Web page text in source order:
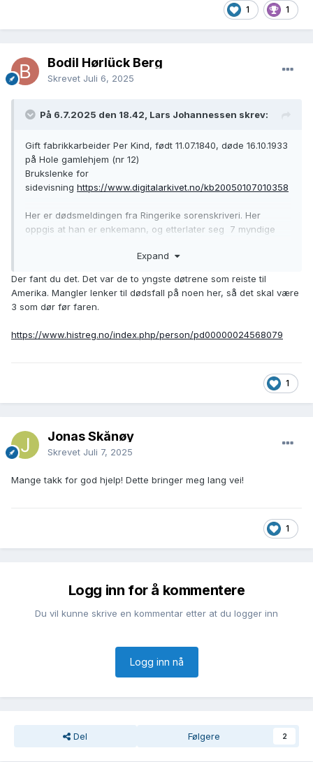
1 1
Bodil Hørlück Berg
Skrevet Juli 6, 2025
På 6.7.2025 den 18.42, Lars Johannessen skrev:
Gift fabrikkarbeider Per Kind, født 11.07.1840, døde 16.10.1933
på Hole gamlehjem (nr 12)
Brukslenke for
sidevisning https://www.digitalarkivet.no/kb20050107010358
Her er dødsmeldingen fra Ringerike sorenskriveri. Her
oppgis at han er enkemann, og etterlater seg 7 myndige
barn bosatt i Amerika (nr 21)Expand
Der fant du det. Det var de to yngste døtrene som reiste til
Amerika. Mangler lenker til dødsfall på noen her, så det skal være
3 som dør før faren.
https://www.histreg.no/index.php/person/pd00000024568079
1
Jonas Skånøy
Skrevet Juli 7, 2025
Mange takk for god hjelp! Dette bringer meg lang vei!
1
Logg inn for å kommentere
Du vil kunne skrive en kommentar etter at du logger inn
Logg inn nå
Del Følgere 2